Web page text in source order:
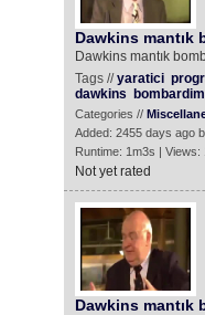
Dawkins mantık
Dawkins mantık
Tags //yaratici
dawkins
Categories //
Added: 2455 days ago
Runtime: 1m3s |
Not yet rated
Dawkins mantık